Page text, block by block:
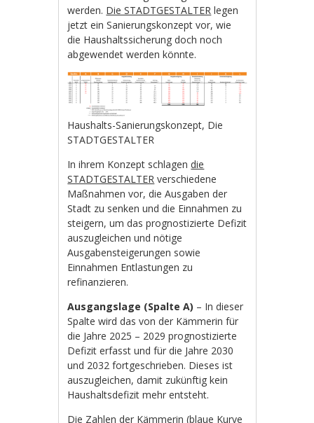
werden. Die STADTGESTALTER legen
jetzt ein Sanierungskonzept vor, wie
die Haushaltssicherung doch noch
abgewendet werden könnte.
Haushalts-Sanierungskonzept, Die
STADTGESTALTER
In ihrem Konzept schlagendie
STADTGESTALTER verschiedene
Maßnahmen vor, die Ausgaben der
Stadt zu senken und die Einnahmen zu
steigern, um das prognostizierte Defizit
auszugleichen und nötige
Ausgabensteigerungen sowie
Einnahmen Entlastungen zu
refinanzieren.
Ausgangslage (Spalte A) – In dieser
Spalte wird das von der Kämmerin für
die Jahre 2025 – 2029 prognostizierte
Defizit erfasst und für die Jahre 2030
und 2032 fortgeschrieben. Dieses ist
auszugleichen, damit zukünftig kein
Haushaltsdefizit mehr entsteht.
Die Zahlen der Kämmerin (blaue Kurve